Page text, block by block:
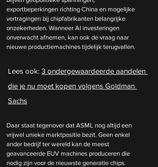
exportbeperkingen richting China en mogelijke
vertragingen bij chipfabrikanten belangrijke
onzekerheden. Wanneer AI investeringen
onverwacht afnemen, kan ook de vraag naar
nieuwe productiemachines tijdelijk terugvallen.
Lees ook: 3 ondergewaardeerde aandelen
die je nu moet kopen volgens Goldman
Sachs
Daar staat tegenover dat ASML nog altijd een
vrijwel unieke marktpositie bezit. Geen enkel
ander bedrijf ter wereld kan de meest
geavanceerde EUV machines produceren die
nodig zijn voor de nieuwste generatie chips.